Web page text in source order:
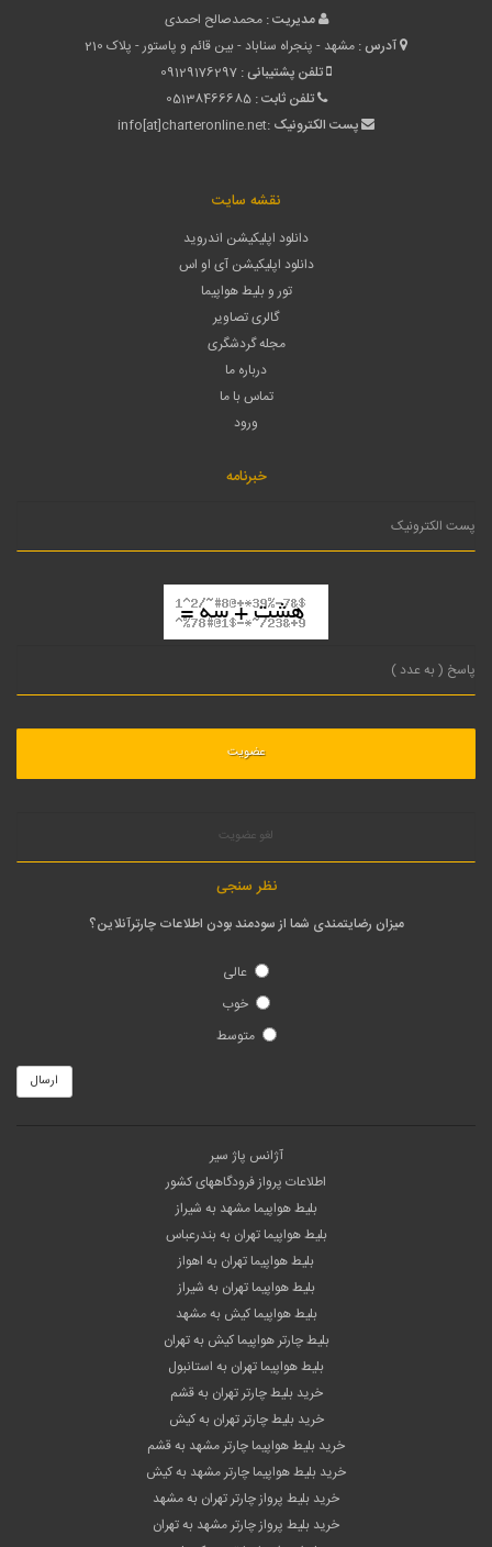
مدیریت : محمدصالح احمدی
آدرس : مشهد - پنجراه سناباد - بین قائم و پاستور - پلاک 210
تلفن پشتیبانی : 09129176297
تلفن ثابت : 05138466685
پست الکترونیک :info[at]charteronline.net
نقشه سایت
دانلود اپلیکیشن اندروید
دانلود اپلیکیشن آی او اس
تور و بلیط هواپیما
گالری تصاویر
مجله گردشگری
درباره ما
تماس با ما
ورود
خبرنامه
لغو عضویت
نظر سنجی
میزان رضایتمندی شما از سودمند بودن اطلاعات چارترآنلاین؟
عالی
خوب
متوسط
ارسال
آژانس پاژ سیر
اطلاعات پرواز فرودگاههای کشور
بلیط هواپیما مشهد به شیراز
بلیط هواپیما تهران به بندرعباس
بلیط هواپیما تهران به اهواز
بلیط هواپیما تهران به شیراز
بلیط هواپیما کیش به مشهد
بلیط چارتر هواپیما کیش به تهران
بلیط هواپیما تهران به استانبول
خرید بلیط چارتر تهران به قشم
خرید بلیط چارتر تهران به کیش
خرید بلیط هواپیما چارتر مشهد به قشم
خرید بلیط هواپیما چارتر مشهد به کیش
خرید بلیط پرواز چارتر تهران به مشهد
خرید بلیط پرواز چارتر مشهد به تهران